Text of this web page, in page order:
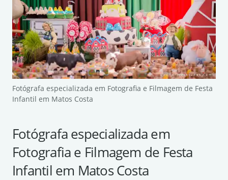
Fotógrafa especializada em Fotografia e Filmagem de Festa
Infantil em Matos Costa
Fotógrafa especializada em
Fotografia e Filmagem de Festa
Infantil em Matos Costa